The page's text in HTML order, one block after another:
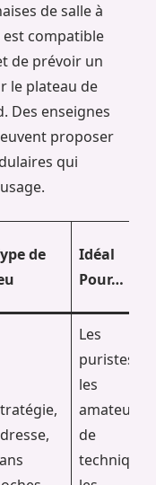
de salle à
est compatible
de prévoir un
le plateau de
Des enseignes
proposer
qui
de
Idéal
Pour…
Les
puristes,
les
amateurs
de
technique,